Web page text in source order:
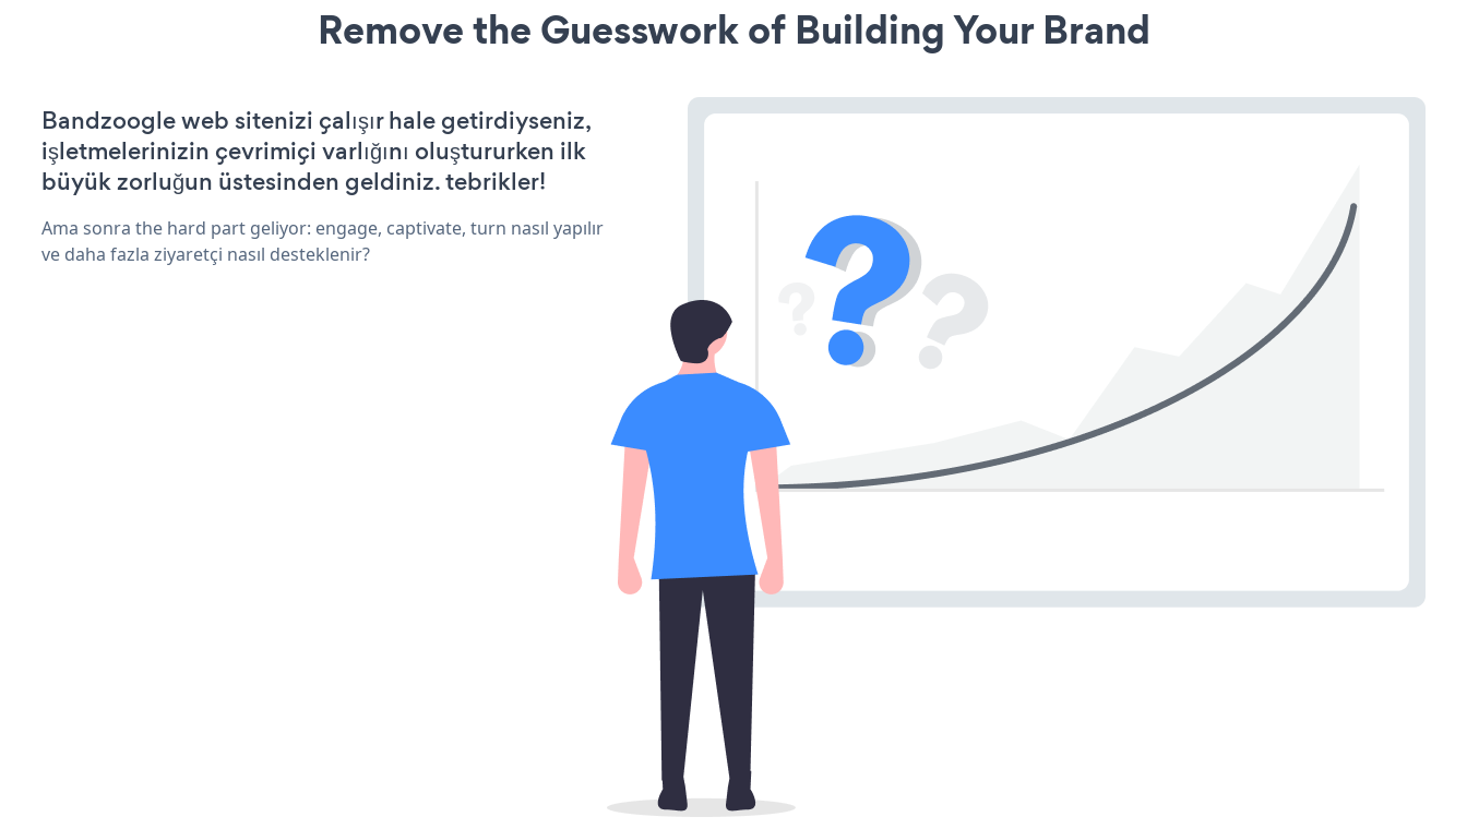
Remove the Guesswork of Building Your Brand
Bandzoogle web sitenizi çalışır hale getirdiyseniz,
işletmelerinizin çevrimiçi varlığını oluştururken ilk
büyük zorluğun üstesinden geldiniz. tebrikler!
Ama sonra the hard part geliyor: engage, captivate, turn nasıl yapılır
ve daha fazla ziyaretçi nasıl desteklenir?